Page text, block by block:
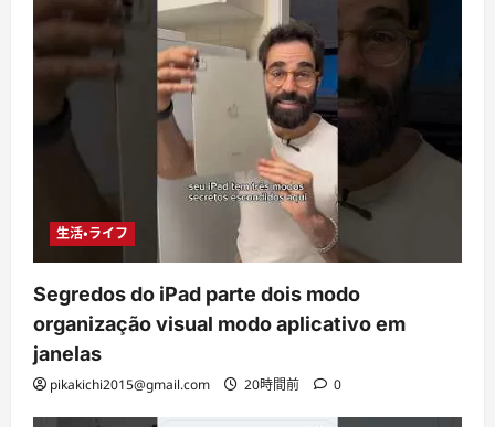
生活・ライフ
Segredos do iPad parte dois modo
organização visual modo aplicativo em
janelas
pikakichi2015@gmail.com 20時間前 0